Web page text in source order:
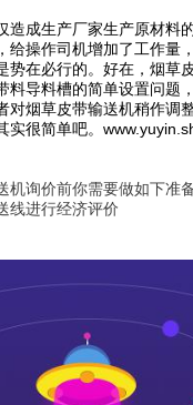
造成生产厂家生产原材料
给操作司机增加了工作量
势在必行的。好在，烟草
料导料槽的简单设置问题
对烟草皮带输送机稍作调
实很简单吧。
机询价前你需要做如下准
线进行经济评价